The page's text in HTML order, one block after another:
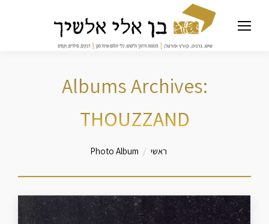
Albums Archives:
THOUZZAND
ראשי Photo Album